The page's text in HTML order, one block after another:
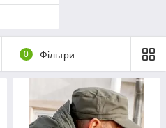
0 Фільтри